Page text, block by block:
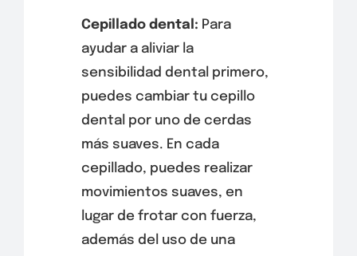
Cepillado dental: Para
ayudar a aliviar la
sensibilidad dental primero,
puedes cambiar tu cepillo
dental por uno de cerdas
más suaves. En cada
cepillado, puedes realizar
movimientos suaves, en
lugar de frotar con fuerza,
además del uso de una